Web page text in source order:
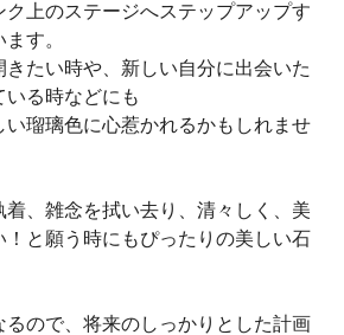
ク上のステージへステップアップす
す。
たい時や、新しい自分に出会いた
いる時などにも
い瑠璃色に心惹かれるかもしれませ
着、雑念を拭い去り、清々しく、美
！と願う時にもぴったりの美しい石
るので、将来のしっかりとした計画